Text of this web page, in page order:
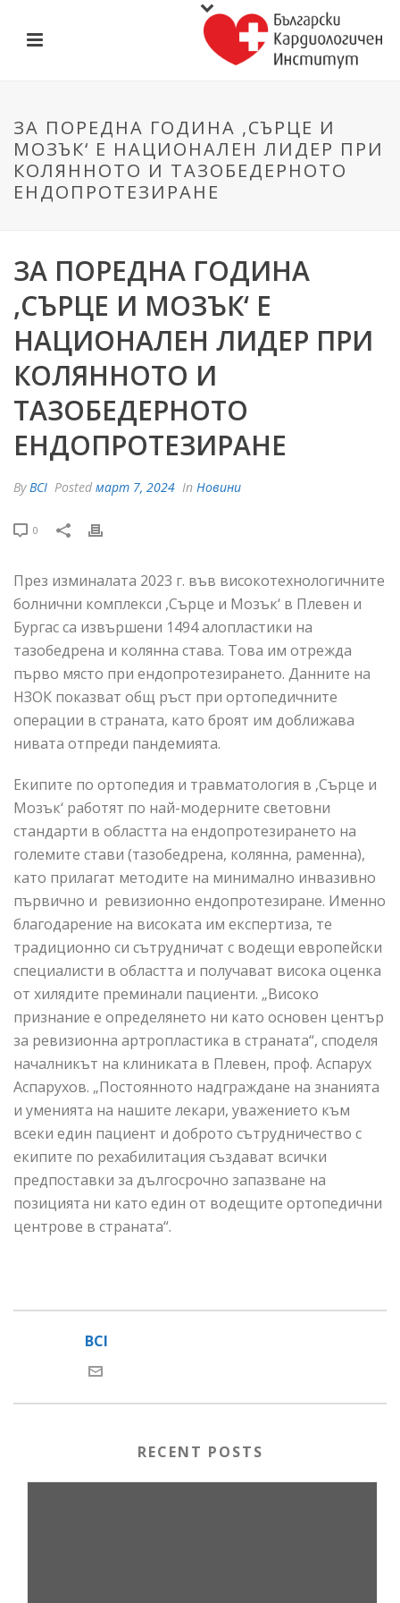
ЗА ПОРЕДНА ГОДИНА ,СЪРЦЕ И
МОЗЪК‘ Е НАЦИОНАЛЕН ЛИДЕР ПРИ
КОЛЯННОТО И ТАЗОБЕДЕРНОТО
ЕНДОПРОТЕЗИРАНЕ
ЗА ПОРЕДНА ГОДИНА
,СЪРЦЕ И МОЗЪК‘ Е
НАЦИОНАЛЕН ЛИДЕР ПРИ
КОЛЯННОТО И
ТАЗОБЕДЕРНОТО
ЕНДОПРОТЕЗИРАНЕ
ByBCI Posted март 7, 2024 In Новини
0
През изминалата 2023 г. във високотехнологичните
болнични комплекси ,Сърце и Мозък‘ в Плевен и
Бургас са извършени 1494 алопластики на
тазобедрена и колянна става. Това им отрежда
първо място при ендопротезирането. Данните на
НЗОК показват общ ръст при ортопедичните
операции в страната, като броят им доближава
нивата отпреди пандемията.
Екипите по ортопедия и травматология в ‚Сърце и
Мозък‘ работят по най-модерните световни
стандарти в областта на ендопротезирането на
големите стави (тазобедрена, колянна, раменна),
като прилагат методите на минимално инвазивно
първично и ревизионно ендопротезиране. Именно
благодарение на високата им експертиза, те
традиционно си сътрудничат с водещи европейски
специалисти в областта и получават висока оценка
от хилядите преминали пациенти. „Високо
признание е определянето ни като основен център
за ревизионна артропластика в страната“, споделя
началникът на клиниката в Плевен, проф. Аспарух
Аспарухов. „Постоянното надграждане на знанията
и уменията на нашите лекари, уважението към
всеки един пациент и доброто сътрудничество с
екипите по рехабилитация създават всички
предпоставки за дългосрочно запазване на
позицията ни като един от водещите ортопедични
центрове в страната“.
BCI
RECENT POSTS